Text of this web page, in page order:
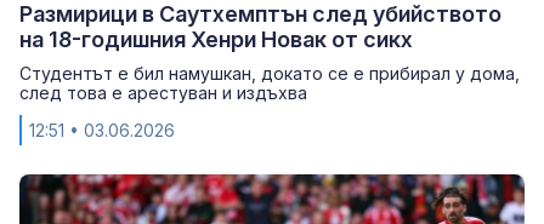
Размирици в Саутхемптън след убийството
на 18-годишния Хенри Новак от сикх
Студентът е бил намушкан, докато се е прибирал у дома,
след това е арестуван и издъхва
12:51 • 03.06.2026